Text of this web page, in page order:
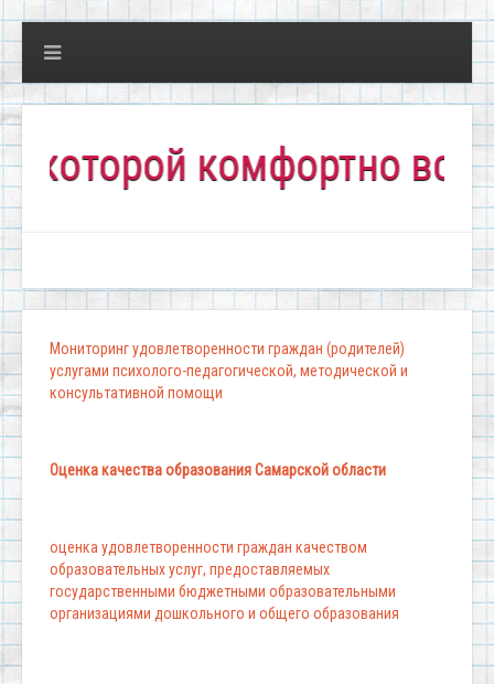
комфортно всем!"
Мониторинг удовлетворенности граждан (родителей)
услугами психолого-педагогической, методической и
консультативной помощи
Оценка качества образования Самарской области
оценка удовлетворенности граждан качеством
образовательных услуг, предоставляемых
государственными бюджетными образовательными
организациями дошкольного и общего образования